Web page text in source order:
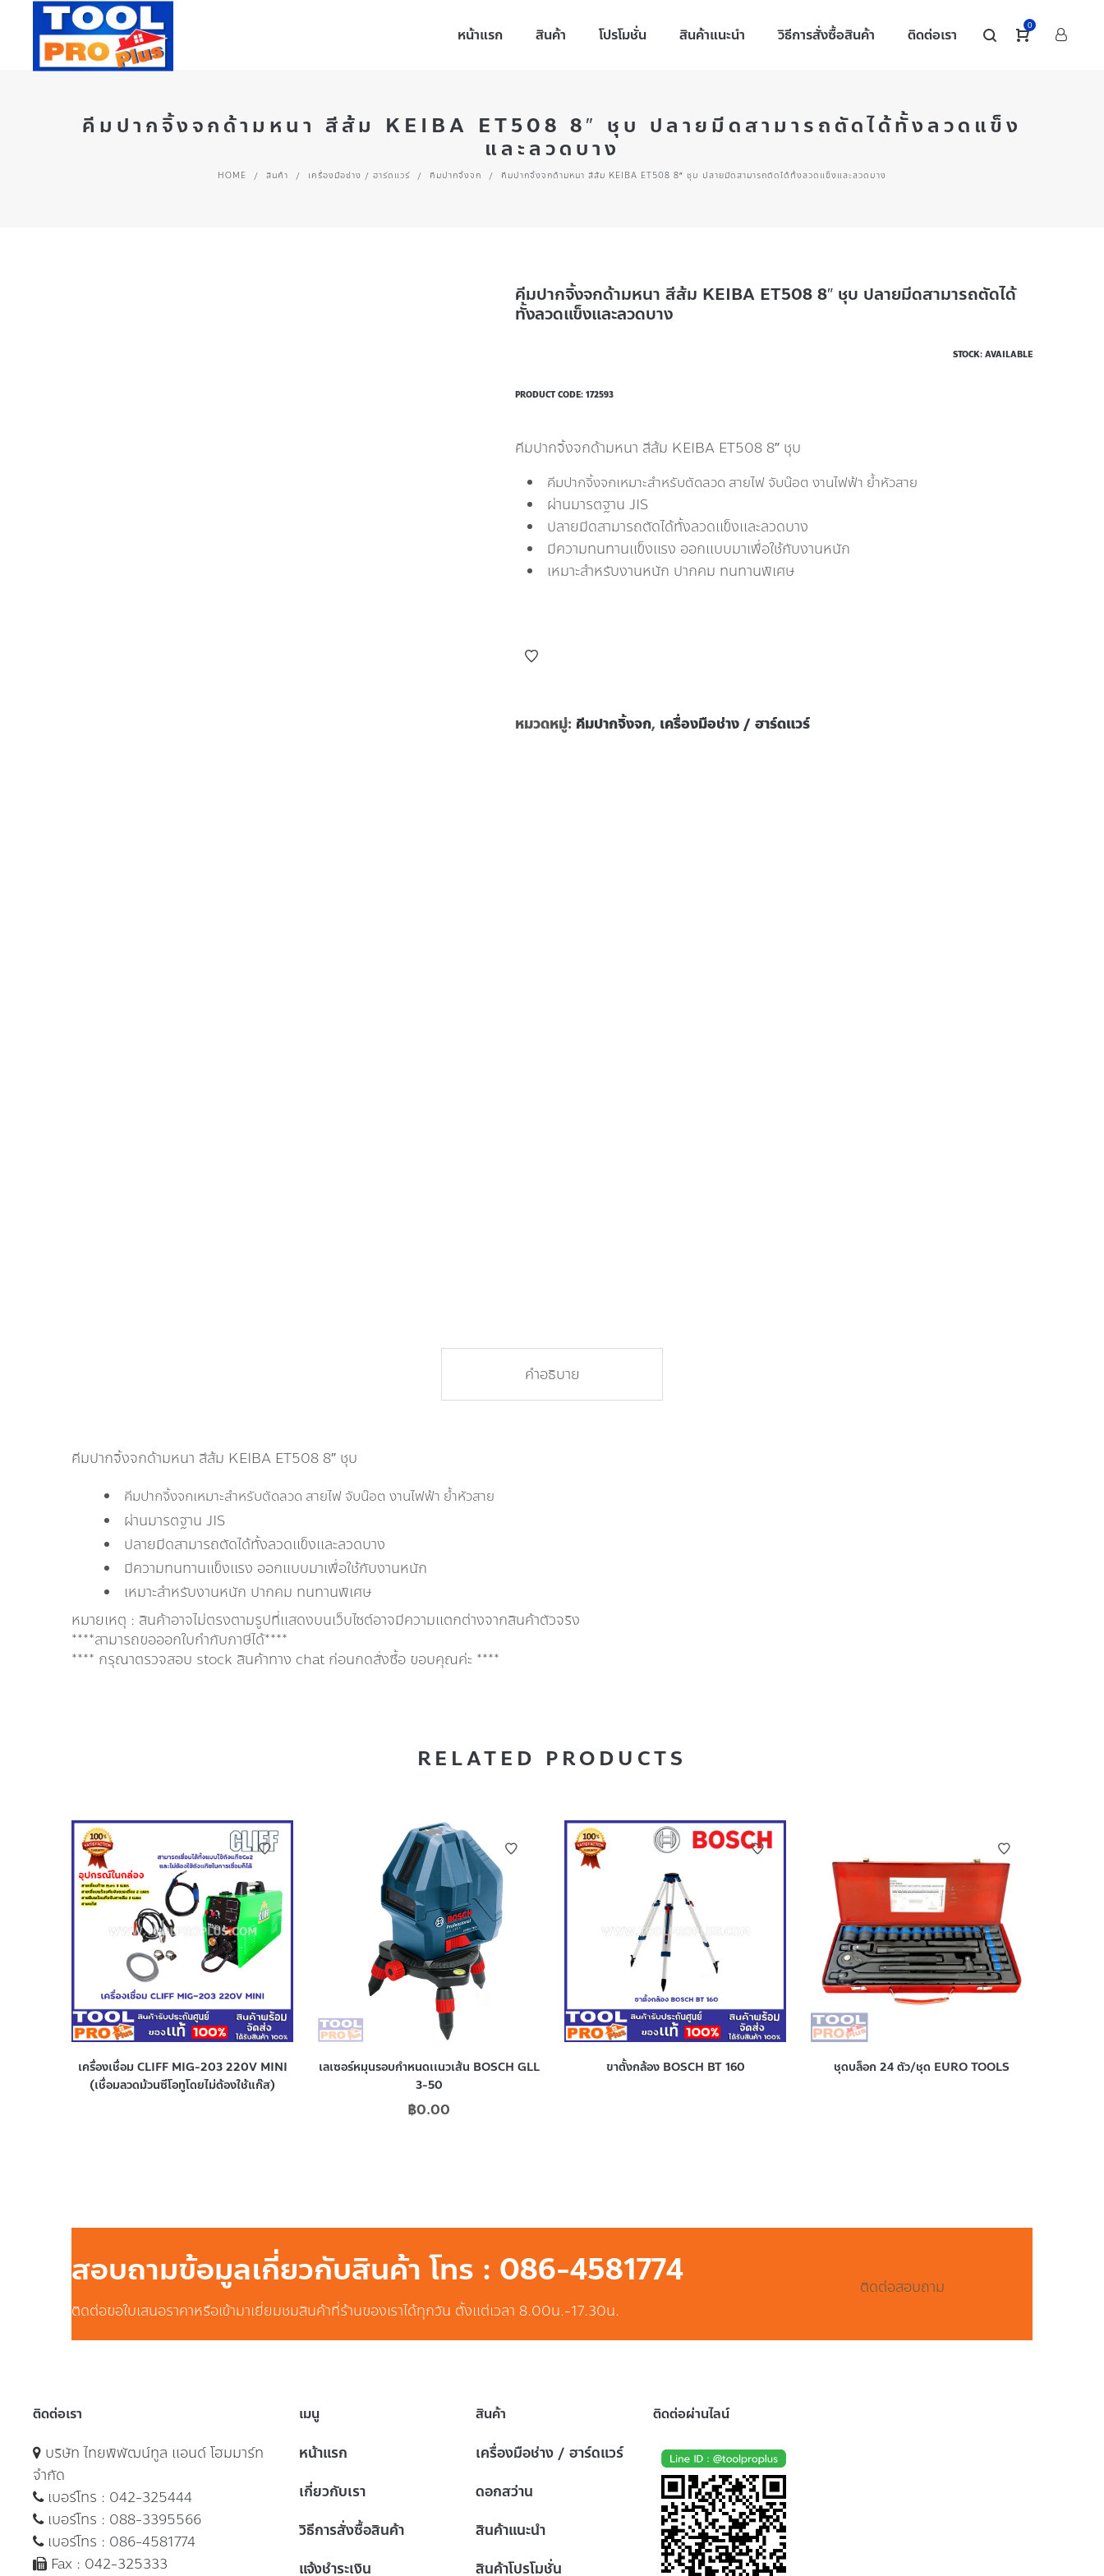
หน้าแรก สินค้า โปรโมชั่น สินค้าแนะนำ วิธีการสั่งซื้อสินค้า ติดต่อเรา 0
คีมปากจิ้งจกด้ามหนา สีส้ม KEIBA ET508 8″ ชุบ ปลายมีดสามารถตัดได้ทั้งลวดแข็ง
และลวดบาง
HOME / สินค้า / เครื่องมือช่าง / ฮาร์ดแวร์ / คีมปากจิ้งจก / คีมปากจิ้งจกด้ามหนา สีส้ม KEIBA ET508 8″ ชุบ ปลายมีดสามารถตัดได้ทั้งลวดแข็งและลวดบาง
คีมปากจิ้งจกด้ามหนา สีส้ม KEIBA ET508 8″ ชุบ ปลายมีดสามารถตัดได้
ทั้งลวดแข็งและลวดบาง
STOCK: AVAILABLE
PRODUCT CODE: 172593
คีมปากจิ้งจกด้ามหนา สีส้ม KEIBA ET508 8″ ชุบ
คีมปากจิ้งจกเหมาะสำหรับตัดลวด สายไฟ จับน๊อต งานไฟฟ้า ย้ำหัวสาย
ผ่านมารตฐาน JIS
ปลายมีดสามารถตัดได้ทั้งลวดแข็งและลวดบาง
มีความทนทานแข็งแรง ออกแบบมาเพื่อใช้กับงานหนัก
เหมาะสำหรับงานหนัก ปากคม ทนทานพิเศษ
หมวดหมู่: คีมปากจิ้งจก, เครื่องมือช่าง / ฮาร์ดแวร์
คำอธิบาย
คีมปากจิ้งจกด้ามหนา สีส้ม KEIBA ET508 8″ ชุบ
คีมปากจิ้งจกเหมาะสำหรับตัดลวด สายไฟ จับน๊อต งานไฟฟ้า ย้ำหัวสาย
ผ่านมารตฐาน JIS
ปลายมีดสามารถตัดได้ทั้งลวดแข็งและลวดบาง
มีความทนทานแข็งแรง ออกแบบมาเพื่อใช้กับงานหนัก
เหมาะสำหรับงานหนัก ปากคม ทนทานพิเศษ
หมายเหตุ : สินค้าอาจไม่ตรงตามรูปที่แสดงบนเว็บไซต์อาจมีความแตกต่างจากสินค้าตัวจริง
****สามารถขอออกใบกำกับภาษีได้****
**** กรุณาตรวจสอบ stock สินค้าทาง chat ก่อนกดสั่งซื้อ ขอบคุณค่ะ ****
RELATED PRODUCTS
เครื่องเชื่อม CLIFF MIG-203 220V MINI
(เชื่อมลวดม้วนซีโอทูโดยไม่ต้องใช้แก๊ส)
เลเซอร์หมุนรอบกำหนดเเนวเส้น BOSCH GLL
3-50
฿0.00
ขาตั้งกล้อง BOSCH BT 160 ชุดบล็อก 24 ตัว/ชุด EURO TOOLS
สอบถามข้อมูลเกี่ยวกับสินค้า โทร : 086-4581774
ติดต่อขอใบเสนอราคาหรือเข้ามาเยี่ยมชมสินค้าที่ร้านของเราได้ทุกวัน ตั้งแต่เวลา 8.00น.-17.30น.
ติดต่อสอบถาม
ติดต่อเรา
บริษัท ไทยพิพัฒน์ทูล แอนด์ โฮมมาร์ท
จำกัด
เบอร์โทร : 042-325444
เบอร์โทร : 088-3395566
เบอร์โทร : 086-4581774
Fax : 042-325333
เมนู
หน้าแรก
เกี่ยวกับเรา
วิธีการสั่งซื้อสินค้า
แจ้งชำระเงิน
สินค้า
เครื่องมือช่าง / ฮาร์ดแวร์
ดอกสว่าน
สินค้าแนะนำ
สินค้าโปรโมชั่น
ติดต่อผ่านไลน์